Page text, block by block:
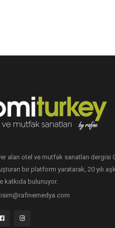
alan otel ve mutfak sanatları dergisi
bir platform yaratarak, 20 yılı
katkıda bulunuyor.